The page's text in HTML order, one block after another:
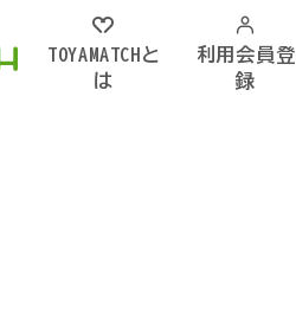
TOYAMATCHと
は
利用会員登
録